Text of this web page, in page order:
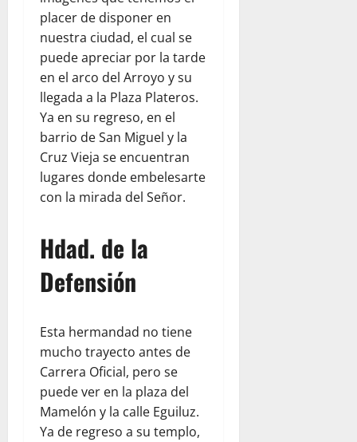
placer de disponer en
nuestra ciudad, el cual se
puede apreciar por la tarde
en el arco del Arroyo y su
llegada a la Plaza Plateros.
Ya en su regreso, en el
barrio de San Miguel y la
Cruz Vieja se encuentran
lugares donde embelesarte
con la mirada del Señor.
Hdad. de la
Defensión
Esta hermandad no tiene
mucho trayecto antes de
Carrera Oficial, pero se
puede ver en la plaza del
Mamelón y la calle Eguiluz.
Ya de regreso a su templo,